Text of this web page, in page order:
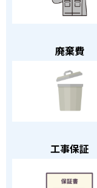
廃棄費
工事保証